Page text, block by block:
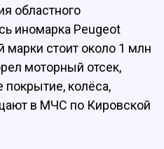
областного
иномарка Peugeot
марки стоит около 1 млн
моторный отсек,
покрытие, колёса,
в МЧС по Кировской